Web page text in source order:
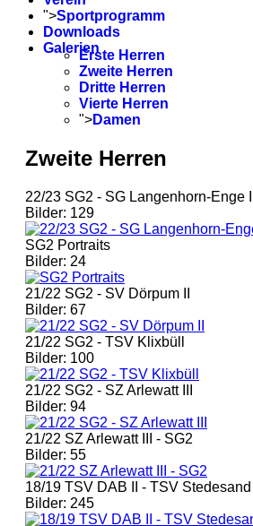
">Sportprogramm
Downloads
GalerienErste Herren
Zweite Herren
Dritte Herren
Vierte Herren
">Damen
Zweite Herren
22/23 SG2 - SG Langenhorn-Enge III
Bilder: 129
SG2 Portraits
Bilder: 24
21/22 SG2 - SV Dörpum II
Bilder: 67
21/22 SG2 - TSV Klixbüll
Bilder: 100
21/22 SG2 - SZ Arlewatt III
Bilder: 94
21/22 SZ Arlewatt III - SG2
Bilder: 55
18/19 TSV DAB II - TSV Stedesand
Bilder: 245